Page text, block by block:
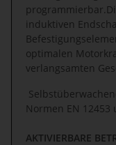
induktiven
optimalen
verlangsamten
Normen EN 12453
AKTIVIERBARE